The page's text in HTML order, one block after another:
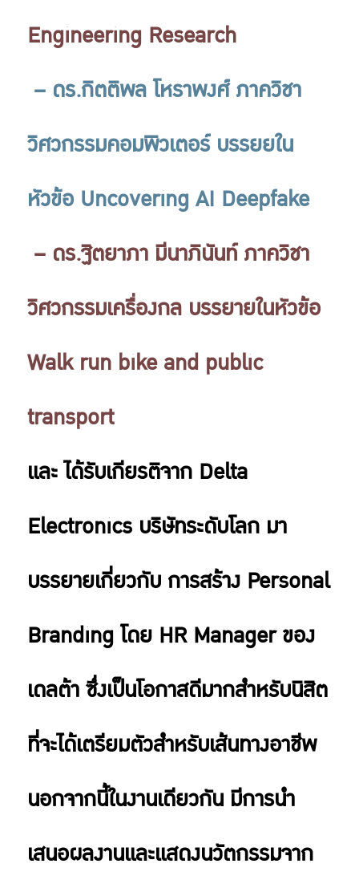
Engineering Research
– ดร.กิตติพล โหราพงศ์ ภาควิชา
วิศวกรรมคอมพิวเตอร์ บรรยยใน
หัวข้อ Uncovering AI Deepfake
– ดร.ฐิตยาภา มีนาภินันท์ ภาควิชา
วิศวกรรมเครื่องกล บรรยายในหัวข้อ
Walk run bike and public
transport
และ ได้รับเกียรติจาก Delta
Electronics บริษัทระดับโลก มา
บรรยายเกี่ยวกับ การสร้าง Personal
Branding โดย HR Manager ของ
เดลต้า ซึ่งเป็นโอกาสดีมากสำหรับนิสิต
ที่จะได้เตรียมตัวสำหรับเส้นทางอาชีพ
นอกจากนี้ในงานเดียวกัน มีการนำ
เสนอผลงานและแสดงนวัตกรรมจาก